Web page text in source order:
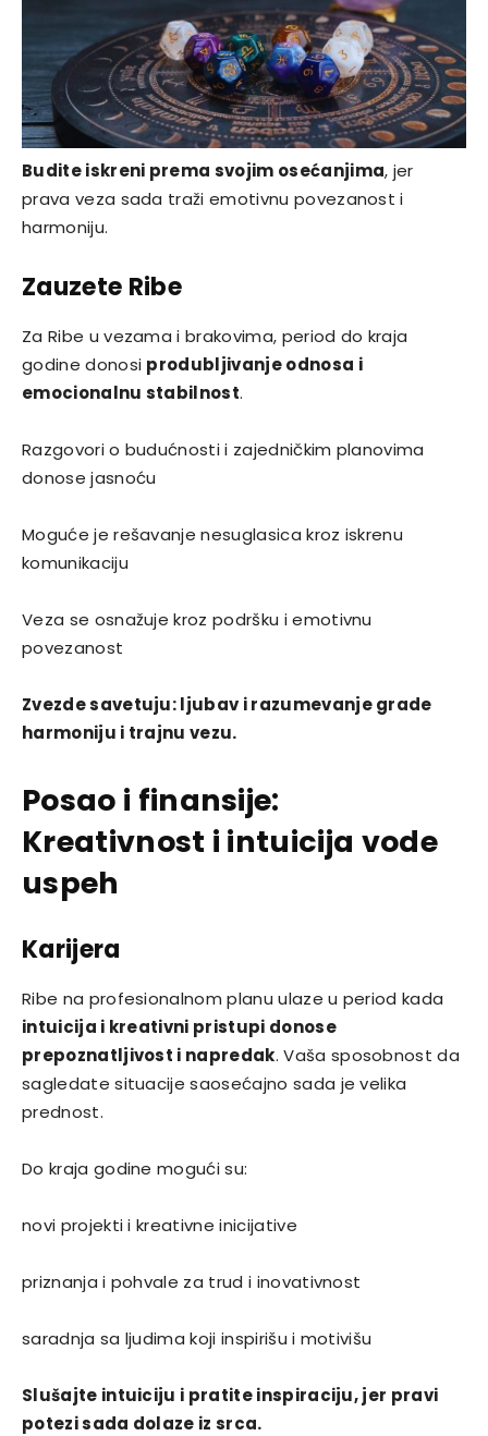
Budite iskreni prema svojim osećanjima, jer
prava veza sada traži emotivnu povezanost i
harmoniju.
Zauzete Ribe
Za Ribe u vezama i brakovima, period do kraja
godine donosi produbljivanje odnosa i
emocionalnu stabilnost.
Razgovori o budućnosti i zajedničkim planovima
donose jasnoću
Moguće je rešavanje nesuglasica kroz iskrenu
komunikaciju
Veza se osnažuje kroz podršku i emotivnu
povezanost
Zvezde savetuju: ljubav i razumevanje grade
harmoniju i trajnu vezu.
Posao i finansije:
Kreativnost i intuicija vode
uspeh
Karijera
Ribe na profesionalnom planu ulaze u period kada
intuicija i kreativni pristupi donose
prepoznatljivost i napredak. Vaša sposobnost da
sagledate situacije saosećajno sada je velika
prednost.
Do kraja godine mogući su:
novi projekti i kreativne inicijative
priznanja i pohvale za trud i inovativnost
saradnja sa ljudima koji inspirišu i motivišu
Slušajte intuiciju i pratite inspiraciju, jer pravi
potezi sada dolaze iz srca.